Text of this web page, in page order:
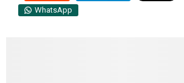
WhatsApp